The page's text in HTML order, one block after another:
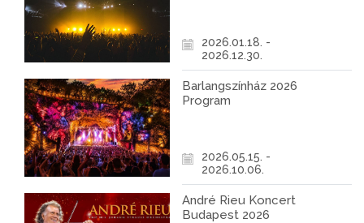
2026.01.18. -
2026.12.30.
Barlangszínház 2026
Program
2026.05.15. -
2026.10.06.
André Rieu Koncert
Budapest 2026